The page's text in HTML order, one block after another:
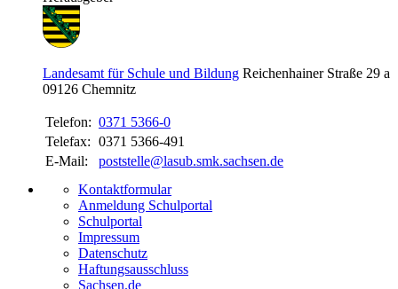
Landesamt für Schule und Bildung Reichenhainer Straße 29 a
09126 Chemnitz
Telefon: 0371 5366-0
Telefax: 0371 5366-491
E-Mail:
poststelle@lasub.smk.sachsen.de
Kontaktformular
Anmeldung Schulportal
Schulportal
Impressum
Datenschutz
Haftungsausschluss
Sachsen.de